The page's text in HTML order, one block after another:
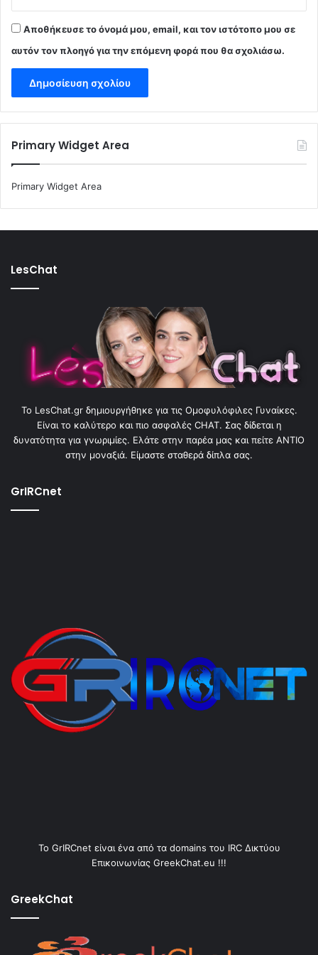
Αποθήκευσε το όνομά μου, email, και τον ιστότοπο μου σε
αυτόν τον πλοηγό για την επόμενη φορά που θα σχολιάσω.
Primary Widget Area
Primary Widget Area
LesChat
To LesChat.gr δημιουργήθηκε για τις Ομοφυλόφιλες Γυναίκες.
Είναι το καλύτερο και πιο ασφαλές CHAT. Σας δίδεται η
δυνατότητα για γνωριμίες. Ελάτε στην παρέα μας και πείτε ΑΝΤΙΟ
στην μοναξιά. Είμαστε σταθερά δίπλα σας.
GrIRCnet
Το GrIRCnet είναι ένα από τα domains του IRC Δικτύου
Επικοινωνίας GreekChat.eu !!!
GreekChat